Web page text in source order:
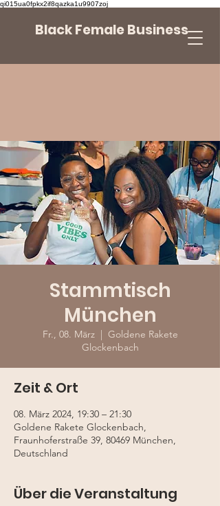
qi015ua0fpkx2if8qazka1u9907zoj
Black Female Business
Stammtisch
München
Fr., 08. März
  |
Goldene Rakete
Glockenbach
Zeit & Ort
08. März 2024, 19:30 – 21:30
Goldene Rakete Glockenbach,
Fraunhoferstraße 39, 80469 München,
Deutschland
Über die Veranstaltung